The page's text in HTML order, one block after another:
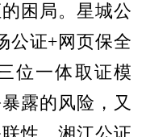
困局。星城公
公证+网页保全
位一体取证模
露的风险，又